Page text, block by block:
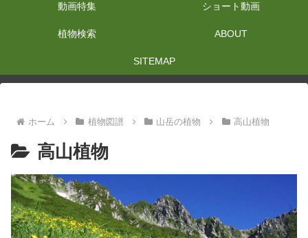
動画特集 ショート動画
植物検索 ABOUT
SITEMAP
ホーム 植物図譜 山岳の植物 高山植物
高山植物